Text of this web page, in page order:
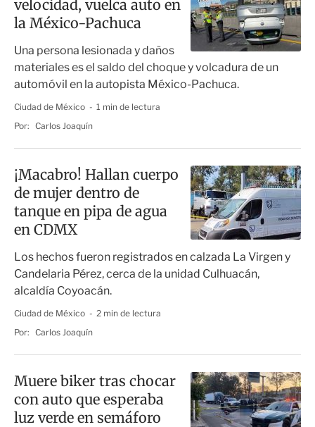
velocidad, vuelca auto en
la México-Pachuca
Una persona lesionada y daños
materiales es el saldo del choque y volcadura de un
automóvil en la autopista México-Pachuca.
Ciudad de México
1 min de lectura
Por: Carlos Joaquín
¡Macabro! Hallan cuerpo
de mujer dentro de
tanque en pipa de agua
en CDMX
Los hechos fueron registrados en calzada La Virgen y
Candelaria Pérez, cerca de la unidad Culhuacán,
alcaldía Coyoacán.
Ciudad de México
2 min de lectura
Por: Carlos Joaquín
Muere biker tras chocar
con auto que esperaba
luz verde en semáforo